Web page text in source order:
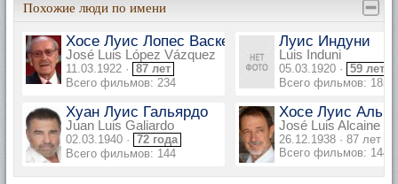
Похожие люди по имени
Хосе Луис Лопес Васкес
José Luis López Vázquez
11.03.1922 · 87 лет
Всего фильмов: 234
Луис Индуни
Luis Induni
05.03.1920 · 59 лет
Всего фильмов: 185
Хуан Луис Гальярдо
Juan Luis Galiardo
02.03.1940 · 72 года
Всего фильмов: 144
Хосе Луис
José Luis Alcaine
26.12.1938 · 87 лет
Всего фильмов: 144